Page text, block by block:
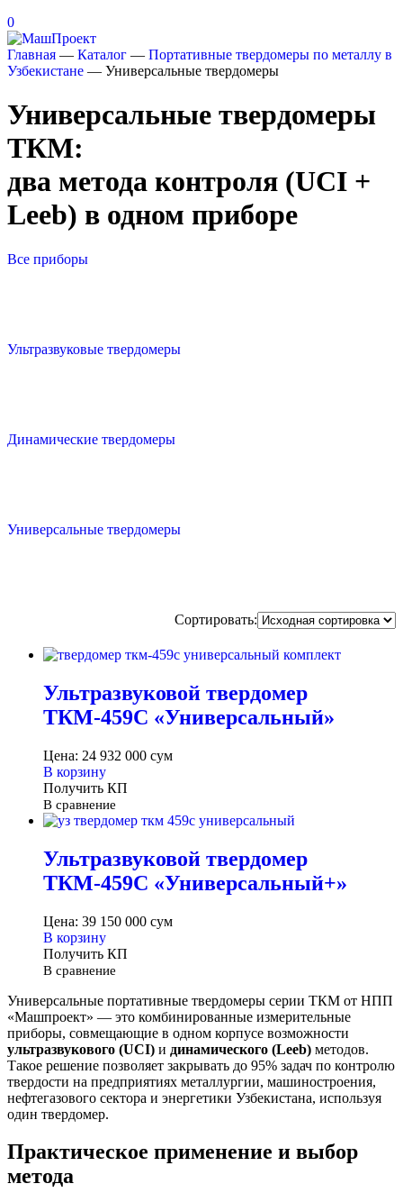
0
Главная — Каталог — Портативные твердомеры по металлу в
Узбекистане — Универсальные твердомеры
Универсальные твердомеры
ТКМ:
два метода контроля (UCI +
Leeb) в одном приборе
Все приборы
Ультразвуковые твердомеры
Динамические твердомеры
Универсальные твердомеры
Сортировать:
Ультразвуковой твердомер
ТКМ-459С «Универсальный»
Цена: 24 932 000 сум
В корзину
Получить КП
В сравнение
Ультразвуковой твердомер
ТКМ-459С «Универсальный+»
Цена: 39 150 000 сум
В корзину
Получить КП
В сравнение
Универсальные портативные твердомеры серии ТКМ от НПП
«Машпроект» — это комбинированные измерительные
приборы, совмещающие в одном корпусе возможности
ультразвукового (UCI) и динамического (Leeb) методов.
Такое решение позволяет закрывать до 95% задач по контролю
твердости на предприятиях металлургии, машиностроения,
нефтегазового сектора и энергетики Узбекистана, используя
один твердомер.
Практическое применение и выбор
метода